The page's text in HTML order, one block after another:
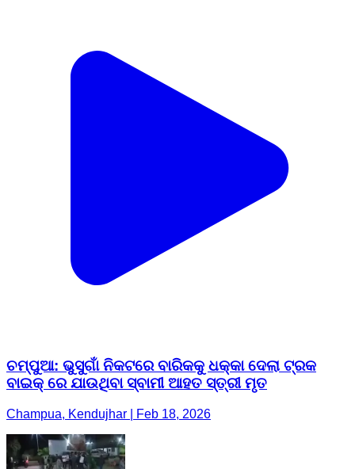
ଚମ୍ପୁଆ: ଭୁସୁଗାଁ ନିକଟରେ ବାରିକକୁ ଧକ୍କା ଦେଲା ଟ୍ରକ
ବାଇକ୍ ରେ ଯାଉଥିବା ସ୍ବାମୀ ଆହତ ସ୍ତ୍ରୀ ମୃତ
Champua, Kendujhar | Feb 18, 2026